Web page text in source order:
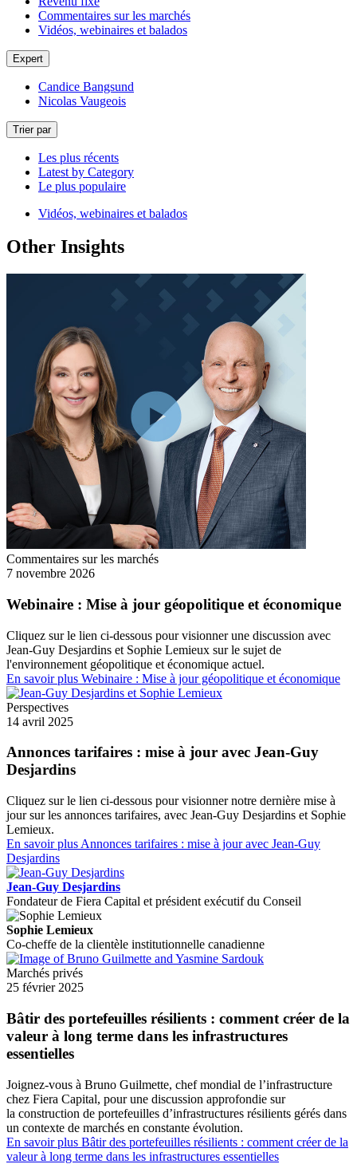
Commentaires sur les marchés
Vidéos, webinaires et balados
Expert
Candice Bangsund
Nicolas Vaugeois
Trier par
Les plus récents
Latest by Category
Le plus populaire
Vidéos, webinaires et balados
Other Insights
Commentaires sur les marchés
7 novembre 2026
Webinaire : Mise à jour géopolitique et économique
Cliquez sur le lien ci-dessous pour visionner une discussion avec
Jean-Guy Desjardins et Sophie Lemieux sur le sujet de
l'environnement géopolitique et économique actuel.
En savoir plus Webinaire : Mise à jour géopolitique et économique
Perspectives
14 avril 2025
Annonces tarifaires : mise à jour avec Jean-Guy
Desjardins
Cliquez sur le lien ci-dessous pour visionner notre dernière mise à
jour sur les annonces tarifaires, avec Jean-Guy Desjardins et Sophie
Lemieux.
En savoir plus Annonces tarifaires : mise à jour avec Jean-Guy
Desjardins
Jean-Guy Desjardins
Fondateur de Fiera Capital et président exécutif du Conseil
Sophie Lemieux
Co-cheffe de la clientèle institutionnelle canadienne
Marchés privés
25 février 2025
Bâtir des portefeuilles résilients : comment créer de la
valeur à long terme dans les infrastructures
essentielles
Joignez‑vous à Bruno Guilmette, chef mondial de l’infrastructure
chez Fiera Capital, pour une discussion approfondie sur
la construction de portefeuilles d’infrastructures résilients gérés dans
un contexte de marchés en constante évolution.
En savoir plus Bâtir des portefeuilles résilients : comment créer de la
valeur à long terme dans les infrastructures essentielles